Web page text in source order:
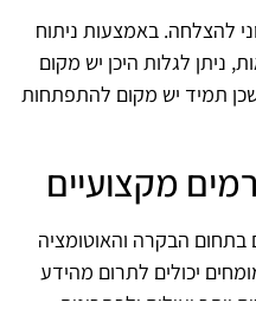
להצלחה. באמצעות ניתוח
ניתן לגלות היכן יש מקום
תמיד יש מקום להתפתחות
מקצועיים
בתחום הבקרה והאוטומציה
יכולים לתרום מהידע
יותר יעילים ולפתרונות